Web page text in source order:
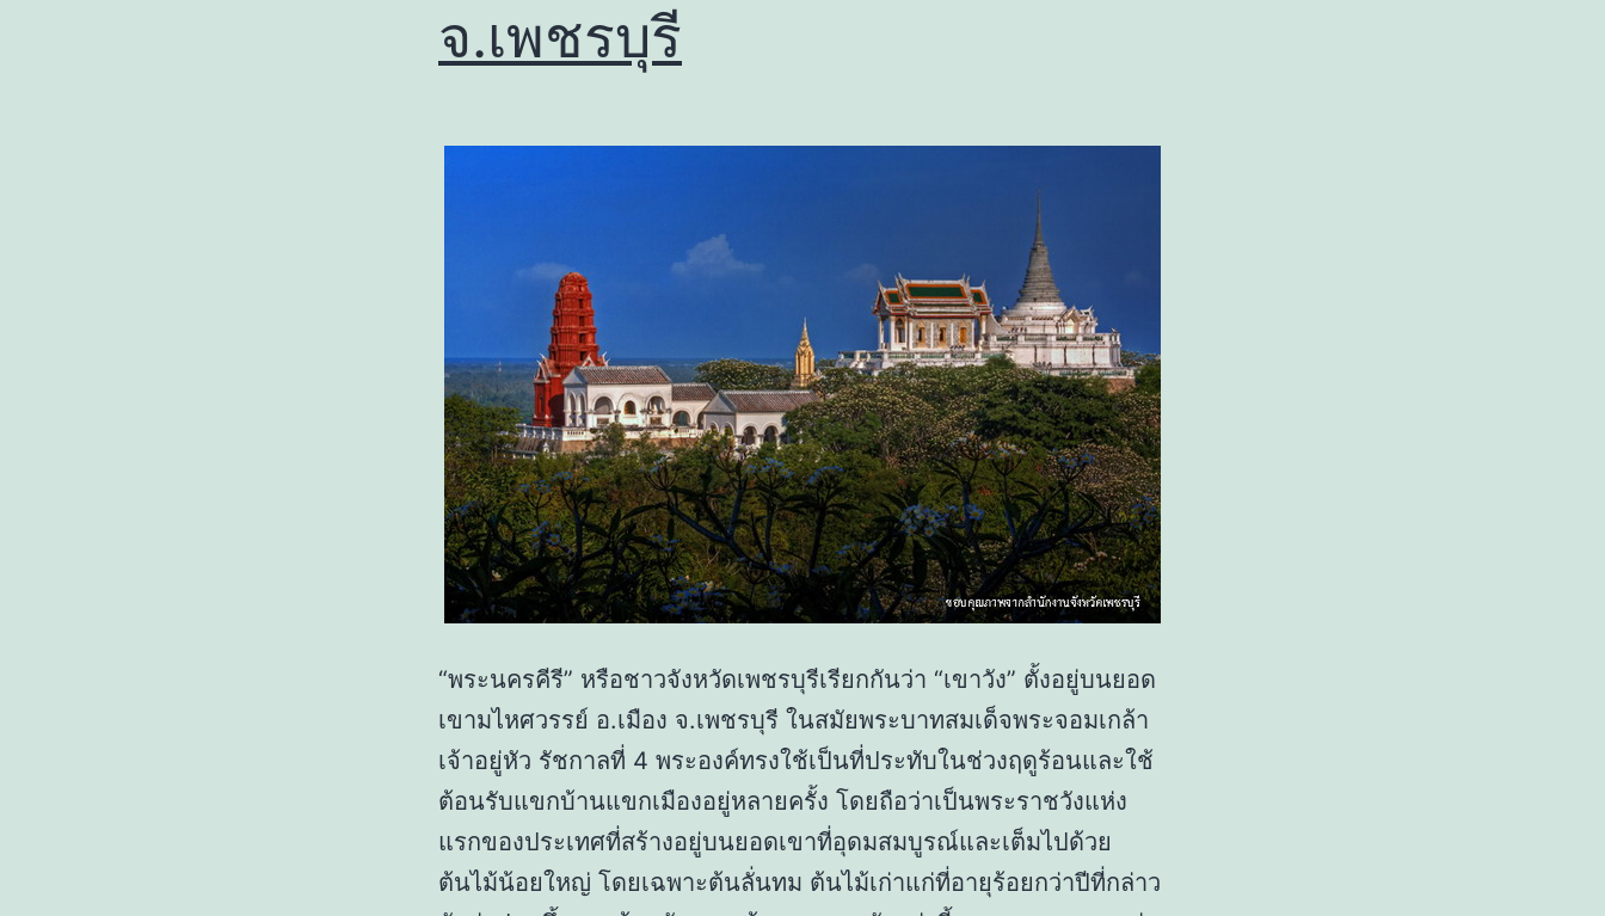
จ.เพชรบุรี
“พระนครคีรี” หรือชาวจังหวัดเพชรบุรีเรียกกันว่า “เขาวัง” ตั้งอยู่บนยอด
เขามไหศวรรย์ อ.เมือง จ.เพชรบุรี ในสมัยพระบาทสมเด็จพระจอมเกล้า
เจ้าอยู่หัว รัชกาลที่ 4 พระองค์ทรงใช้เป็นที่ประทับในช่วงฤดูร้อนและใช้
ต้อนรับแขกบ้านแขกเมืองอยู่หลายครั้ง โดยถือว่าเป็นพระราชวังแห่ง
แรกของประเทศที่สร้างอยู่บนยอดเขาที่อุดมสมบูรณ์และเต็มไปด้วย
ต้นไม้น้อยใหญ่ โดยเฉพาะต้นลั่นทม ต้นไม้เก่าแก่ที่อายุร้อยกว่าปีที่กล่าว